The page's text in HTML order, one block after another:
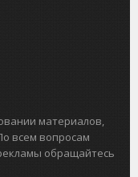
материалов,
всем вопросам
обращайтесь